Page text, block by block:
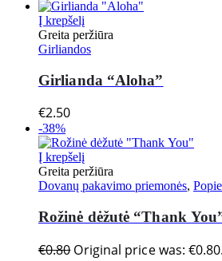
Į krepšelį
Greita peržiūra
Girliandos
Girlianda “Aloha”
€2.50
-38%
Į krepšelį
Greita peržiūra
Dovanų pakavimo priemonės,
Rožinė dėžutė “Thank
€0.80 Original price was: €0.80.